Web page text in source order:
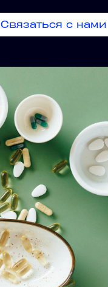
Связаться с нами